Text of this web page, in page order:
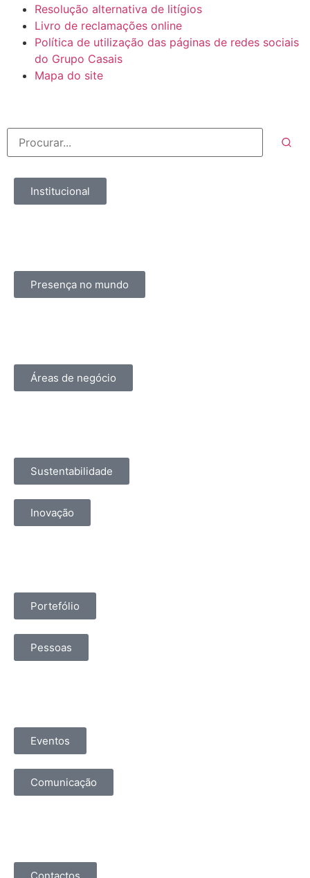
Resolução alternativa de litígios
Livro de reclamações online
Política de utilização das páginas de redes sociais
do Grupo Casais
Mapa do site
Institucional
Presença no mundo
Áreas de negócio
Sustentabilidade
Inovação
Portefólio
Pessoas
Eventos
Comunicação